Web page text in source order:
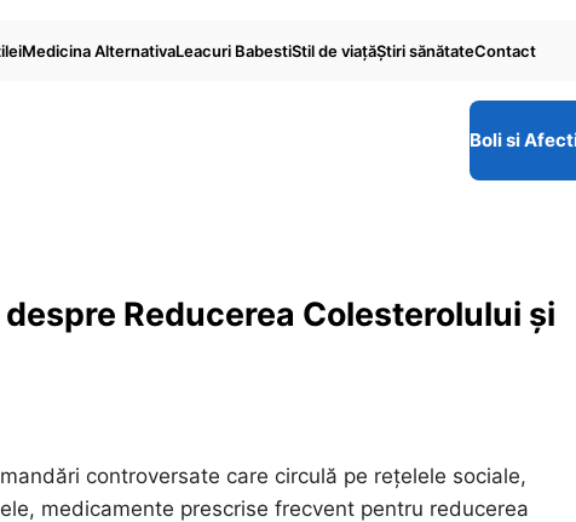
Medicina AlternativaLeacuri BabestiStil de viaţăŞtiri sănătateContact
Boli si
Reducerea Colesterolului și
controversate care circulă pe rețelele sociale,
medicamente prescrise frecvent pentru reducerea